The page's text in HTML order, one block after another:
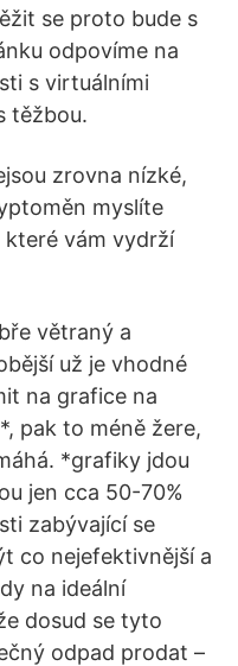
se proto bude s
odpovíme na
s virtuálními
těžbou.
zrovna nízké,
myslíte
které vám vydrží
větraný a
už je vhodné
na grafice na
pak to méně žere,
*grafiky jdou
jen cca 50-70%
zabývající se
co nejefektivnější a
na ideální
dosud se tyto
odpad prodat –